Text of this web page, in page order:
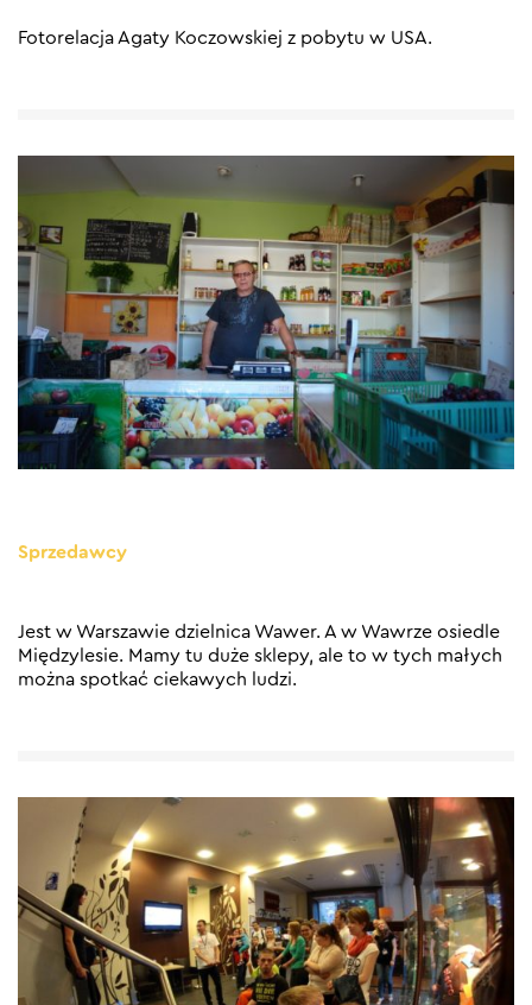
Fotorelacja Agaty Koczowskiej z pobytu w USA.
Sprzedawcy
Jest w Warszawie dzielnica Wawer. A w Wawrze osiedle
Międzylesie. Mamy tu duże sklepy, ale to w tych małych
można spotkać ciekawych ludzi.